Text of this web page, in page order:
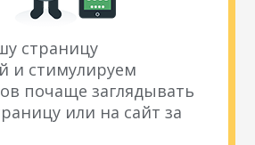
страницу
и стимулируем
почаще заглядывать
или на сайт за